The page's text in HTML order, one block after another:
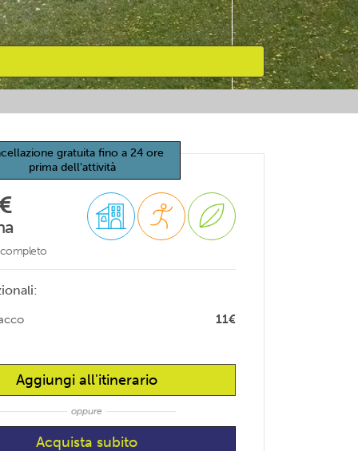
gratuita fino a 24 ore
prima dell'attività
11€
Aggiungi all'itinerario
oppure